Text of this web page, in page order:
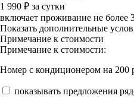
1 990 ₽ за сутки
включает проживание не более
Показать дополнительные
Примечание к стоимости
Примечание к стоимости:
Номер с кондиционером на 200
показывать предложения